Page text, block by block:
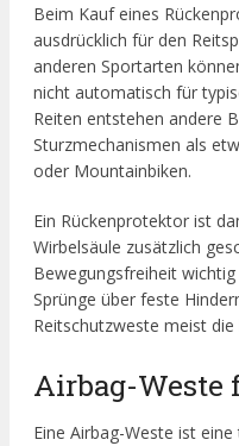
Beim Kauf eines
ausdrücklich für den
anderen Sportarten
nicht automatisch für
Reiten entstehen andere
Sturzmechanismen als
oder Mountainbiken.
Ein Rückenprotektor ist
Wirbelsäule zusätzlich
Bewegungsfreiheit
Sprünge über feste
Reitschutzweste meist die
Airbag-Weste
Eine Airbag-Weste ist